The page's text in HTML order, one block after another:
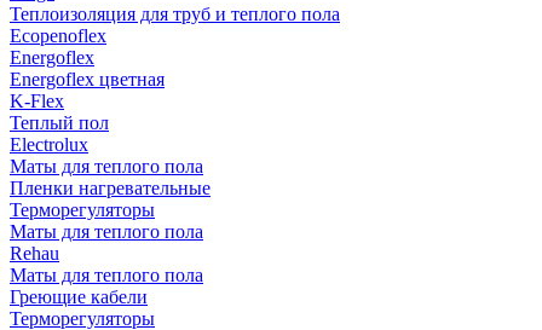
Теплоизоляция для труб и теплого пола
Ecopenoflex
Energoflex
Energoflex цветная
K-Flex
Теплый пол
Electrolux
Маты для теплого пола
Пленки нагревательные
Терморегуляторы
Маты для теплого пола
Rehau
Маты для теплого пола
Греющие кабели
Терморегуляторы